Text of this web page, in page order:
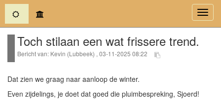
(current)
Toch stilaan een wat frissere trend.
Bericht van: Kevin (Lubbeek) , 03-11-2025 08:22
Dat zien we graag naar aanloop de winter.
Even zijdelings, je doet dat goed die pluimbespreking, Sjoerd!